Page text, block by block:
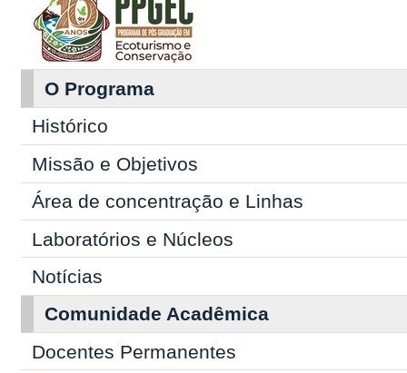
O Programa
Histórico
Missão e Objetivos
Área de concentração e Linhas
Laboratórios e Núcleos
Notícias
Comunidade Acadêmica
Docentes Permanentes